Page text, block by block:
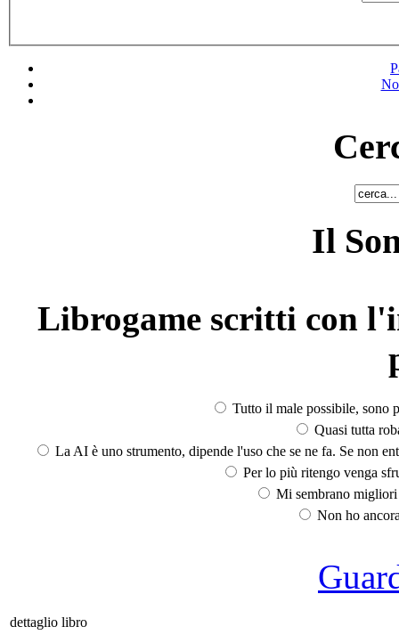
Il
Librogame scritti con
Tutto il male possibile, sono
Quasi tutta
La AI è uno strumento, dipende l'uso che se ne fa. Se non
Per lo più ritengo venga
Mi sembrano
Non ho
dettaglio libro